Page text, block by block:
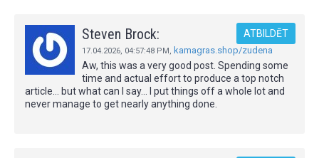
Steven Brock:
17.04.2026, 04:57:48 PM, kamagras.shop/zudena
ATBILDĒT
Aw, this was a very good post. Spending some
time and actual effort to produce a top notch
article… but what can I say… I put things off a whole lot and
never manage to get nearly anything done.